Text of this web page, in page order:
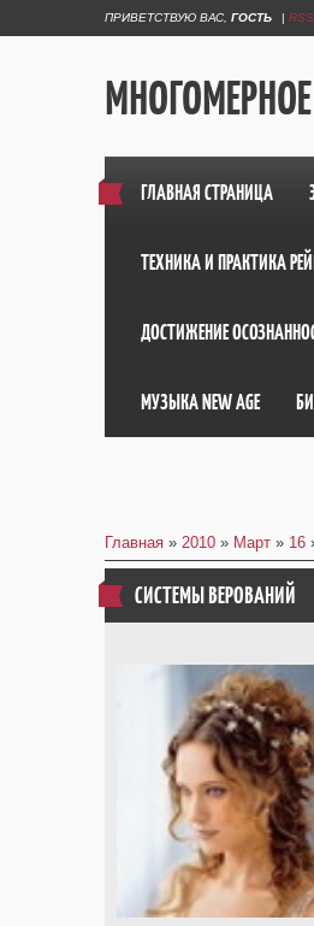
ПРИВЕТСТВУЮ ВАС ГОСТЬ | RSS
ГЛАВНАЯ СТРАНИЦА
ТЕХНИКА И ПРАКТИКА
ДОСТИЖЕНИЕ
МУЗЫКА NEW AGE
Главная » 2010 » Март » 16
СИСТЕМЫ ВЕРОВАНИЙ